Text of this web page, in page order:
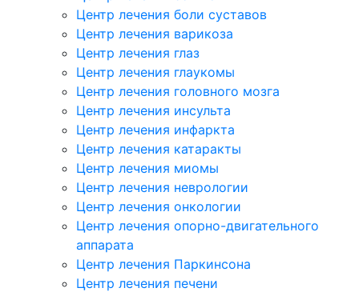
Центр лечения боли суставов
Центр лечения варикоза
Центр лечения глаз
Центр лечения глаукомы
Центр лечения головного мозга
Центр лечения инсульта
Центр лечения инфаркта
Центр лечения катаракты
Центр лечения миомы
Центр лечения неврологии
Центр лечения онкологии
Центр лечения опорно-двигательного
аппарата
Центр лечения Паркинсона
Центр лечения печени